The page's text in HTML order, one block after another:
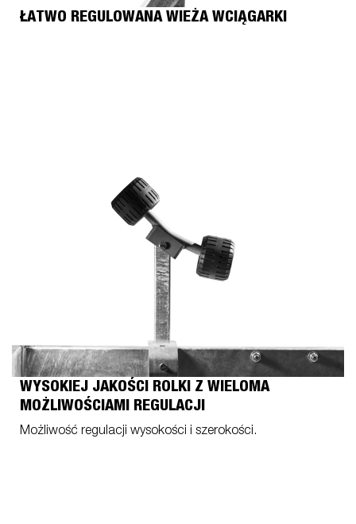
ŁATWO REGULOWANA WIEŻA WCIĄGARKI
WYSOKIEJ JAKOŚCI ROLKI Z WIELOMA
MOŻLIWOŚCIAMI REGULACJI
Możliwość regulacji wysokości i szerokości.